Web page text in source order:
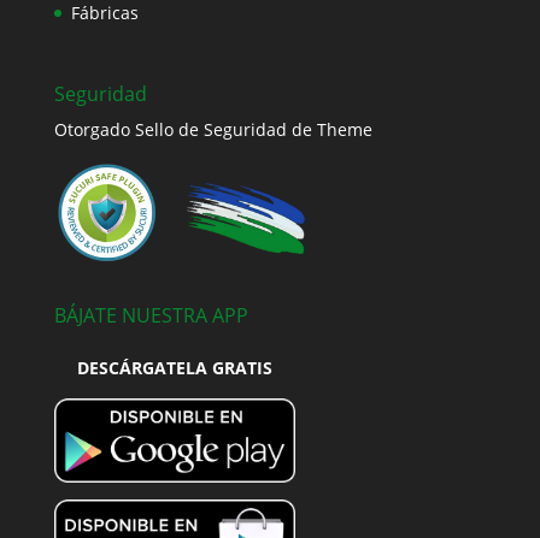
Fábricas
Seguridad
Otorgado Sello de Seguridad de Theme
BÁJATE NUESTRA APP
DESCÁRGATELA GRATIS